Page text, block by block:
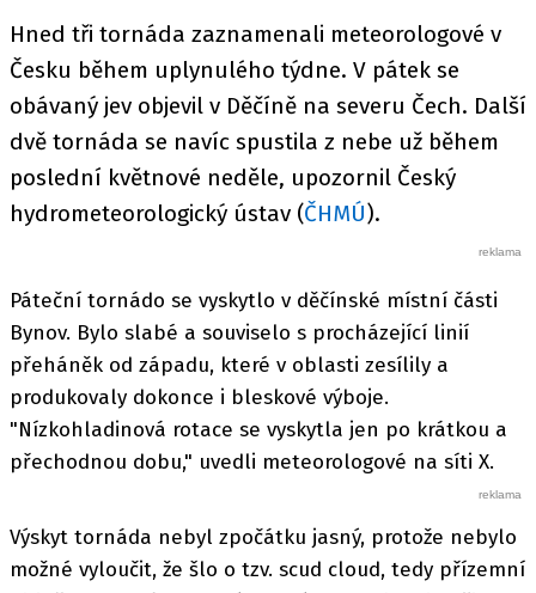
Hned tři tornáda zaznamenali meteorologové v
Česku během uplynulého týdne. V pátek se
obávaný jev objevil v Děčíně na severu Čech. Další
dvě tornáda se navíc spustila z nebe už během
poslední květnové neděle, upozornil Český
hydrometeorologický ústav (ČHMÚ).
Páteční tornádo se vyskytlo v děčínské místní části
Bynov. Bylo slabé a souviselo s procházející linií
přeháněk od západu, které v oblasti zesílily a
produkovaly dokonce i bleskové výboje.
"Nízkohladinová rotace se vyskytla jen po krátkou a
přechodnou dobu," uvedli meteorologové na síti X.
Výskyt tornáda nebyl zpočátku jasný, protože nebylo
možné vyloučit, že šlo o tzv. scud cloud, tedy přízemní